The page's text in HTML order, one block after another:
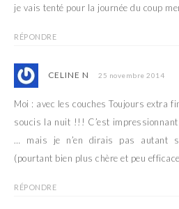
je vais tenté pour la journée du coup
RÉPONDRE
CELINE N 25 novembre 2014
Moi : avec les couches Toujours extra
soucis la nuit !!! C’est
… mais je n’en dirais pas autant
(pourtant bien plus chère et peu
RÉPONDRE